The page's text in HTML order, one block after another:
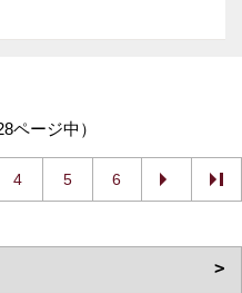
ページ中）
4 5 6